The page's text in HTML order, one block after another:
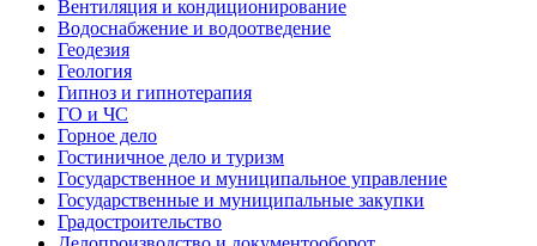
Вентиляция и кондиционирование
Водоснабжение и водоотведение
Геодезия
Геология
Гипноз и гипнотерапия
ГО и ЧС
Горное дело
Гостиничное дело и туризм
Государственное и муниципальное управление
Государственные и муниципальные закупки
Градостроительство